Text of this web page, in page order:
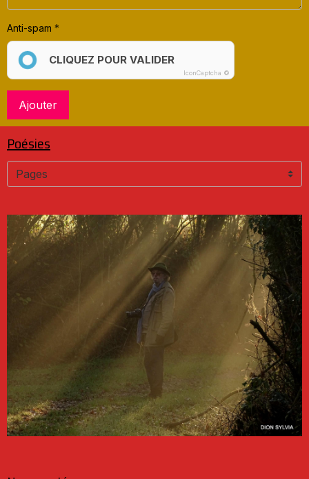
Anti-spam
CLIQUEZ POUR VALIDER
IconCaptcha ©
Ajouter
Poésies